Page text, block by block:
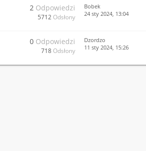
2 Odpowiedzi
5712 Odsłony
Bobek
24 sty 2024, 13:04
0 Odpowiedzi
718 Odsłony
Dzordzo
11 sty 2024, 15:26